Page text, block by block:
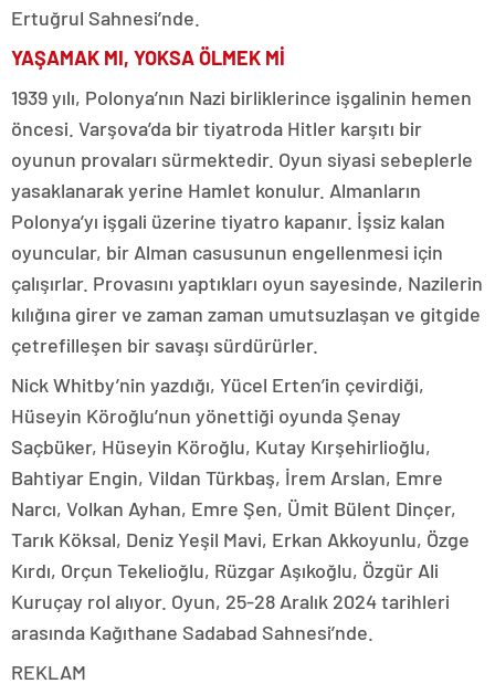
Ertuğrul Sahnesi’nde.
YAŞAMAK MI, YOKSA ÖLMEK Mİ
1939 yılı, Polonya’nın Nazi birliklerince işgalinin hemen
öncesi. Varşova’da bir tiyatroda Hitler karşıtı bir
oyunun provaları sürmektedir. Oyun siyasi sebeplerle
yasaklanarak yerine Hamlet konulur. Almanların
Polonya’yı işgali üzerine tiyatro kapanır. İşsiz kalan
oyuncular, bir Alman casusunun engellenmesi için
çalışırlar. Provasını yaptıkları oyun sayesinde, Nazilerin
kılığına girer ve zaman zaman umutsuzlaşan ve gitgide
çetrefilleşen bir savaşı sürdürürler.
Nick Whitby’nin yazdığı, Yücel Erten’in çevirdiği,
Hüseyin Köroğlu’nun yönettiği oyunda Şenay
Saçbüker, Hüseyin Köroğlu, Kutay Kırşehirlioğlu,
Bahtiyar Engin, Vildan Türkbaş, İrem Arslan, Emre
Narcı, Volkan Ayhan, Emre Şen, Ümit Bülent Dinçer,
Tarık Köksal, Deniz Yeşil Mavi, Erkan Akkoyunlu, Özge
Kırdı, Orçun Tekelioğlu, Rüzgar Aşıkoğlu, Özgür Ali
Kuruçay rol alıyor. Oyun, 25-28 Aralık 2024 tarihleri
arasında Kağıthane Sadabad Sahnesi’nde.
REKLAM